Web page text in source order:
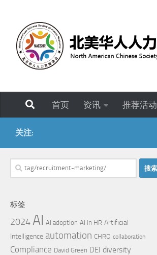
首页 资讯 推荐活动
关注:
搜
索：
标签
2024 AI AI adoption AI in HR Artificial
Intelligence automation CHRO collaboration
Compliance David Green DEI diversity